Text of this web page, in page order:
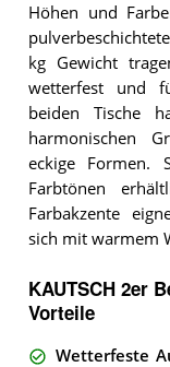
Höhen und
kg Gewicht
wetterfest und
beiden Tische
harmonischen
eckige Formen.
Farbtönen
Farbakzente
sich mit warmem
KAUTSCH 2er
Vorteile
Wetterfeste